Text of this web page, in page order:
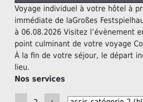
Voyage individuel à votre hôtel à
immédiate de laGroßes
à 06.08.2026 Visitez l’évènement
point culminant de votre voyage
À la fin de votre séjour, le départ
lieu.
Nos services